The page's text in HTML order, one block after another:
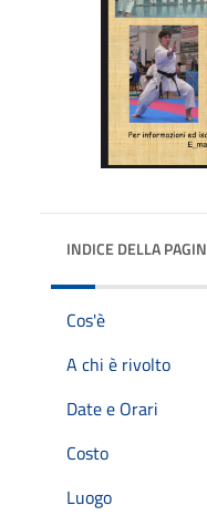
INDICE DELLA
Cos'è
A chi è rivolto
Date e Orari
Costo
Luogo